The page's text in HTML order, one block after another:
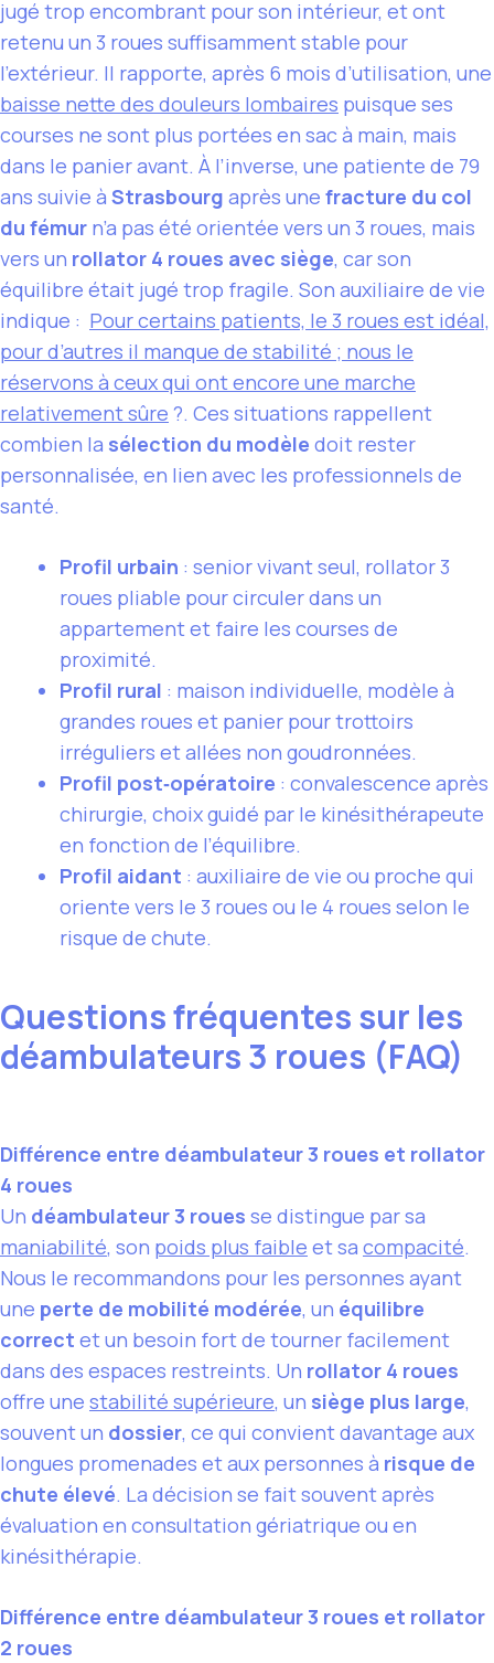
jugé trop encombrant pour son intérieur, et ont
retenu un 3 roues suffisamment stable pour
l’extérieur. Il rapporte, après 6 mois d’utilisation, une
baisse nette des douleurs lombaires puisque ses
courses ne sont plus portées en sac à main, mais
dans le panier avant. À l’inverse, une patiente de 79
ans suivie à Strasbourg après une fracture du col
du fémur n’a pas été orientée vers un 3 roues, mais
vers un rollator 4 roues avec siège, car son
équilibre était jugé trop fragile. Son auxiliaire de vie
indique : Pour certains patients, le 3 roues est idéal,
pour d’autres il manque de stabilité ; nous le
réservons à ceux qui ont encore une marche
relativement sûre ?. Ces situations rappellent
combien la sélection du modèle doit rester
personnalisée, en lien avec les professionnels de
santé.
Profil urbain : senior vivant seul, rollator 3
roues pliable pour circuler dans un
appartement et faire les courses de
proximité.
Profil rural : maison individuelle, modèle à
grandes roues et panier pour trottoirs
irréguliers et allées non goudronnées.
Profil post‑opératoire : convalescence après
chirurgie, choix guidé par le kinésithérapeute
en fonction de l’équilibre.
Profil aidant : auxiliaire de vie ou proche qui
oriente vers le 3 roues ou le 4 roues selon le
risque de chute.
Questions fréquentes sur les
déambulateurs 3 roues (FAQ)
Différence entre déambulateur 3 roues et rollator
4 roues
Un déambulateur 3 roues se distingue par sa
maniabilité, son poids plus faible et sa compacité.
Nous le recommandons pour les personnes ayant
une perte de mobilité modérée, un équilibre
correct et un besoin fort de tourner facilement
dans des espaces restreints. Un rollator 4 roues
offre une stabilité supérieure, un siège plus large,
souvent un dossier, ce qui convient davantage aux
longues promenades et aux personnes à risque de
chute élevé. La décision se fait souvent après
évaluation en consultation gériatrique ou en
kinésithérapie.
Différence entre déambulateur 3 roues et rollator
2 roues